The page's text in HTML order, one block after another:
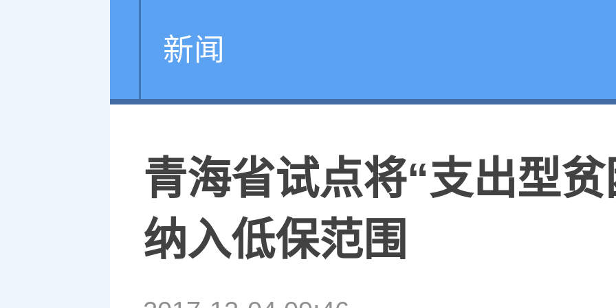
新闻
青海省试点将“支出型
纳入低保范围